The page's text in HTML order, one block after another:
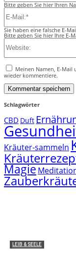
Bitte geben Sie hier Ihren
Sie haben eine falsche E-
Bitte geben Sie hier Ihre E-
Meinen Namen, E-Mail
wieder kommentiere.
Schlagwörter
CBD Duft
Kräuter-sammeln
Magie
LEIB & SEELE